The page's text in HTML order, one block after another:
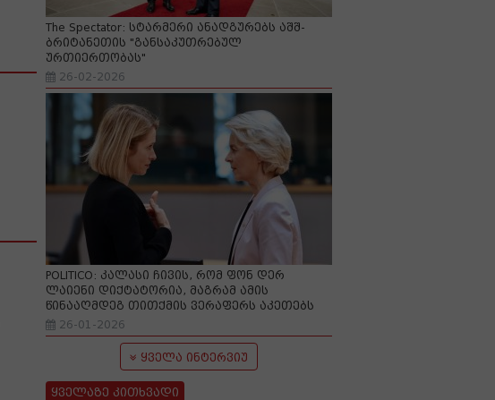
The Spectator: სტარმერი ანადგურებს აშშ-
ბრიტანეთის "განსაკუთრებულ
ურთიერთობას"
26-02-2026
POLITICO: კალასი ჩივის, რომ ფონ დერ
ლაიენი დიქტატორია, მაგრამ ამის
წინააღმდეგ თითქმის ვერაფერს აკეთებს
26-01-2026
ყველა ინტერვიუ
ყველაზე კითხვადი